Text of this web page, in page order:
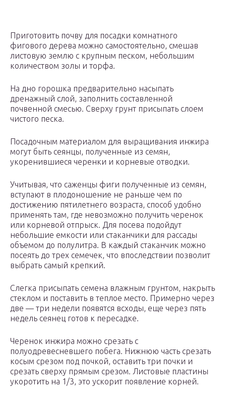
Приготовить почву для посадки комнатного
фигового дерева можно самостоятельно, смешав
листовую землю с крупным песком, небольшим
количеством золы и торфа.
На дно горошка предварительно насыпать
дренажный слой, заполнить составленной
почвенной смесью. Сверху грунт присыпать слоем
чистого песка.
Посадочным материалом для выращивания инжира
могут быть сеянцы, полученные из семян,
укоренившиеся черенки и корневые отводки.
Учитывая, что саженцы фиги полученные из семян,
вступают в плодоношение не раньше чем по
достижению пятилетнего возраста, способ удобно
применять там, где невозможно получить черенок
или корневой отпрыск. Для посева подойдут
небольшие емкости или стаканчики для рассады
объемом до полулитра. В каждый стаканчик можно
посеять до трех семечек, что впоследствии позволит
выбрать самый крепкий.
Слегка присыпать семена влажным грунтом, накрыть
стеклом и поставить в теплое место. Примерно через
две — три недели появятся всходы, еще через пять
недель сеянец готов к пересадке.
Черенок инжира можно срезать с
полуодревесневшего побега. Нижнюю часть срезать
косым срезом под почкой, оставить три почки и
срезать сверху прямым срезом. Листовые пластины
укоротить на 1/3, это ускорит появление корней.